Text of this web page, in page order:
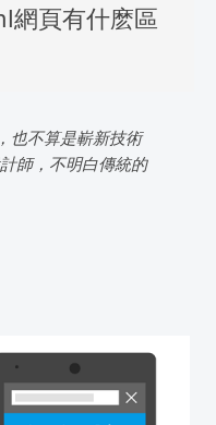
頁有什麽區
也不算是嶄新技術
師，不明白傳統的